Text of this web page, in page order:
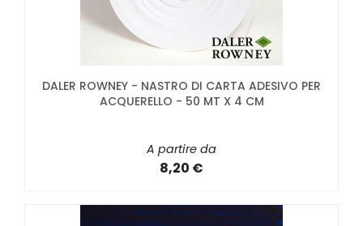
DALER ROWNEY - NASTRO DI CARTA ADESIVO PER
ACQUERELLO - 50 MT X 4 CM
A partire da
8,20 €